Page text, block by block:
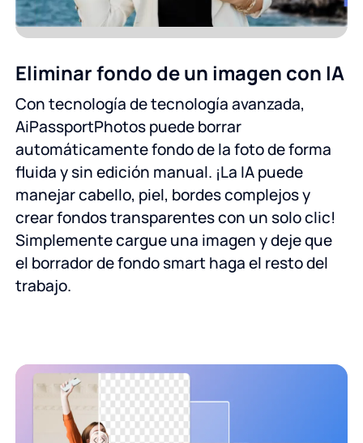
Eliminar fondo de un imagen con IA
Con tecnología de tecnología avanzada,
AiPassportPhotos puede borrar
automáticamente fondo de la foto de forma
fluida y sin edición manual. ¡La IA puede
manejar cabello, piel, bordes complejos y
crear fondos transparentes con un solo clic!
Simplemente cargue una imagen y deje que
el borrador de fondo smart haga el resto del
trabajo.